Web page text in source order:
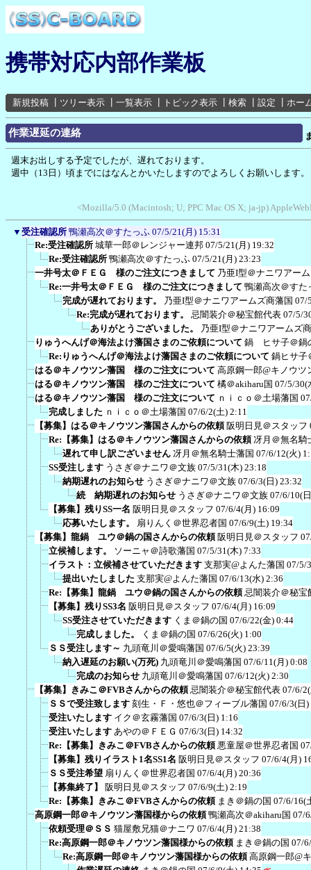
携帯対応内部作業板
新規投稿 ツリー表示 一覧表示 トピック表示 検索 設定 ホー
作業遅延の連絡
週末お出しする予定でしたが、遅れております。
週中（13日）頃までにはなんとかいたしますのでよろしくお願いします。
<Mozilla/5.0 (Macintosh; U; PPC Mac OS X; ja-jp)
▼ 受注確認所 鴨瀬高次＠すたっふ 07/5/21(月) 15:31
Re:受注確認所 城華一郎＠レンジャー連邦 07/5/21(月) 19:32
Re:受注確認所 鴨瀬高次＠すたっふ 07/5/21(月) 23:23
一井号太＠ＦＥＧ 様のご注文につきまして 乃亜I型＠ナニワアー
Re:一井号太＠ＦＥＧ 様のご注文につきまして 鴨瀬高次＠すた
完成が遅れております。
乃亜I型＠ナニワアームズ商藩国 07/
Re:完成が遅れております。
忌闇装介＠秘宝館代表 07/5/
ありがとうございました。
乃亜I型＠ナニワアームズ
りゅうへんげ＠海法よけ藩国さまのご依頼について 鍋 ヒサ子＠鍋
Re:りゅうへんげ＠海法よけ藩国さまのご依頼について 鍋ヒサ子
はる＠キノウツン藩国 様のご注文について 高原鋼一郎@キノウツ
はる＠キノウツン藩国 様のご注文について 橘＠akiharu国 07/5/30(
はる＠キノウツン藩国 様のご注文について ｎｉｃｏ＠土場藩国
完成しました ｎｉｃｏ＠土場藩国 07/6/2(土) 2:11
【募集】はる＠キノウツン藩国さんからの依頼 阪明日見＠スタッフ
Re:【募集】はる＠キノウツン藩国さんからの依頼 冴月＠無名騎
遅れて申し訳ございません 冴月＠無名騎士藩国 07/6/12(火)
SS受注します うさぎ＠ナニワ＠文族 07/5/31(木) 23:18
納期遅れのお知らせ うさぎ＠ナニワ＠文族 07/6/3(日) 23:32
続 納期遅れのお知らせ うさぎ＠ナニワ＠文族 07/6/10(
【募集】残りSS一名 阪明日見＠スタッフ 07/6/4(月) 16:09
応募いたします。
扇りんく＠世界忍者国 07/6/9(土) 19:34
【募集】龍鍋 ユウ＠鍋の国さんからの依頼 阪明日見＠スタッフ
立候補します。
ソーニャ＠詩歌藩国 07/5/31(木) 7:33
イラスト：立候補させていただきます 支那実@よんた藩国 07/5/
提出いたしました 支那実@よんた藩国 07/6/13(水) 2:36
Re:【募集】龍鍋 ユウ＠鍋の国さんからの依頼 忌闇装介＠秘宝
【募集】残りSS3名 阪明日見＠スタッフ 07/6/4(月) 16:09
SS受注させていただきます くま＠鍋の国 07/6/22(金) 0:44
完成しました。
くま＠鍋の国 07/6/26(火) 1:00
ＳＳ受注します～ 九頭竜川＠愛鳴藩国 07/6/5(火) 23:39
納入遅延のお願い(万死) 九頭竜川＠愛鳴藩国 07/6/11(月) 0:08
完成のお知らせ 九頭竜川＠愛鳴藩国 07/6/12(火) 2:30
【募集】きみこ＠FVBさんからの依頼 忌闇装介＠秘宝館代表 07/6/
ＳＳで受注致します 刻生・Ｆ・悠也＠フィーブル藩国 07/6/3(日)
受注いたします イク＠玄霧藩国 07/6/3(日) 1:16
受注いたします あやの＠ＦＥＧ 07/6/3(日) 14:32
Re:【募集】きみこ＠FVBさんからの依頼 悪童屋＠世界忍者国
【募集】残りイラスト1名SS1名 阪明日見＠スタッフ 07/6/4(月)
ＳＳ受注希望 扇りんく＠世界忍者国 07/6/4(月) 20:36
【募集終了】
阪明日見＠スタッフ 07/6/9(土) 2:19
Re:【募集】きみこ＠FVBさんからの依頼 まき＠鍋の国 07/6/16(
高原鋼一郎＠キノウツン藩国様からの依頼 鴨瀬高次＠akiharu国 07/
依頼受理＠ＳＳ 猫屋敷兄猫＠ナニワ 07/6/4(月) 21:38
Re:高原鋼一郎＠キノウツン藩国様からの依頼 まき＠鍋の国 07/
Re:高原鋼一郎＠キノウツン藩国様からの依頼 高原鋼一郎@